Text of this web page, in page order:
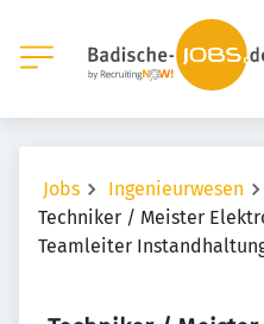
Jobs
Ingenieurwesen
Techniker / Meister
Teamleiter